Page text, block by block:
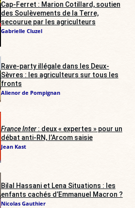
Cap-Ferret : Marion Cotillard, soutien
des Soulèvements de la Terre,
secourue par les agriculteurs
Gabrielle Cluzel
Rave-party illégale dans les Deux-
Sèvres : les agriculteurs sur tous les
fronts
Alienor de Pompignan
France Inter: deux « expertes » pour un
débat anti-RN, l’Arcom saisie
Jean Kast
Bilal Hassani et Lena Situations : les
enfants cachés d’Emmanuel Macron ?
Nicolas Gauthier